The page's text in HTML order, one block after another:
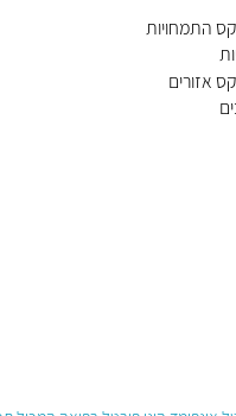
התמחויות
אזורים